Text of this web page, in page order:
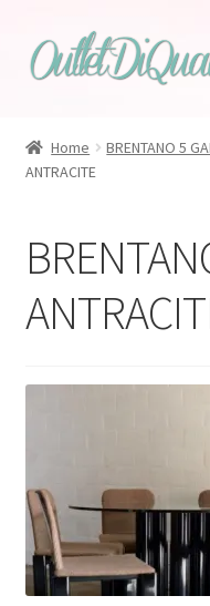
Vai
alla
Vai
al
Zanotta
Home BRENTANO 5
ANTRACITE